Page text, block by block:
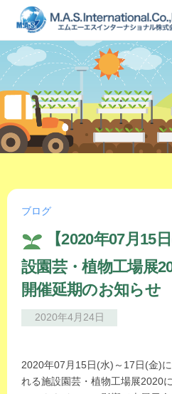
ン
ス
キ
ブログ
【2020年07月15
設園芸・植物工場展
開催延期のお知らせ
2020年4月24日
a
s
2020年07月15日(水)～17日(金)
れる施設園芸・植物工場展2020